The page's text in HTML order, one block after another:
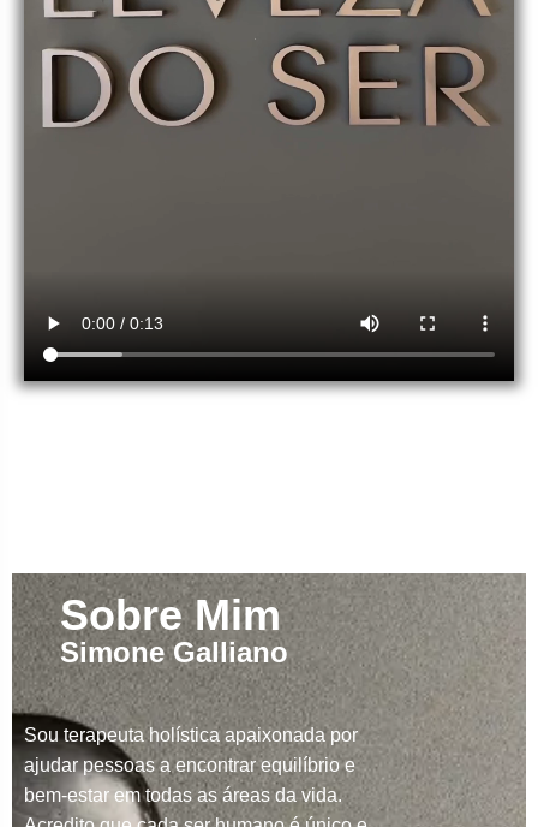
Sobre Mim
Simone Galliano
Sou terapeuta holística apaixonada por
ajudar pessoas a encontrar equilíbrio e
bem-estar em todas as áreas da vida.